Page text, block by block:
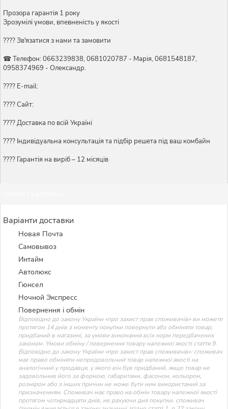
Прозора гарантія 1 року
Зрозумілі умови, впевненість у якості
???? Зв'язатися з нами та замовити
☎ Телефон: 0663239838, 0681020787 - Марія, 0681548187,
0958374969 - Олександр.
???? E-mail:
???? Сайт:
???? Доставка по всій Україні
????️ Індивідуальна консультація та підбір решета під ваш комбайн
???? Гарантія на виріб – 12 місяців
Варіанти доставки
Новая Почта
Самовывоз
Интайм
Автолюкс
Гюнсел
Ночной Экспресс
Повернення і обмін
Відповідно до закону України «про захист прав споживачів» ви можете
протягом 14 днів з моменту покупки повернути або обміняти товар,
придбаний в магазині, за умови виконання всіх норм передбачених
законом. Умови обміну / повернення товару належної якості стаття 9.
Відповідно до закону України «про захист прав споживачів»: споживач
має право обміняти непродовольчий товар належної якості на
аналогічний у продавця, у якого він був придбаний, якщо товар не
задовольнив його за формою, габаритами, фасоном, кольором,
розміром або з інших причин не може бути ним використаний за
призначенням. Споживач має право на обмін товару належної якості
протягом чотирнадцяти днів, не рахуючи дня покупки. споживач